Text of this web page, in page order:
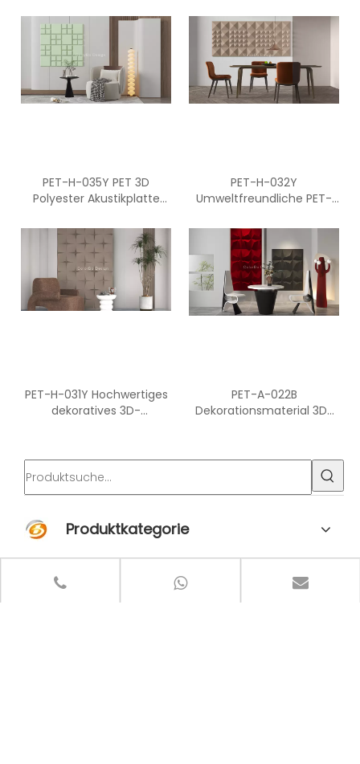
Innenverkleidungen
Akustikplatten
PET-H-035Y PET 3D
Polyester Akustikplatte
PET-H-032Y
Umweltfreundliche PET-
Schalldichte 3D-
Polyester-Akustikplatte
Dekorative Akustikplatte
PET-H-031Y Hochwertiges
dekoratives 3D-
PET-A-022B
Dekorationsmaterial 3D-
Produktkategorie
Neuesten Nachrichten